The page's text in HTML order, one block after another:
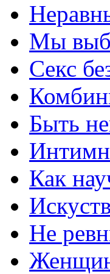
Мы
Секс
Быть
Как
Не